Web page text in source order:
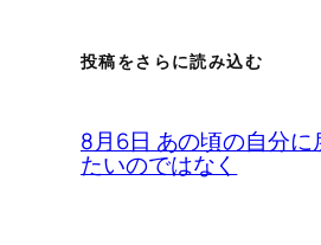
投稿をさらに読み込む
8月6日 あの頃の自分に
たいのではなく